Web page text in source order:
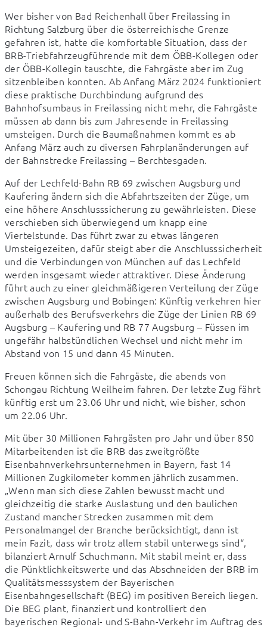
Wer bisher von Bad Reichenhall über Freilassing in
Richtung Salzburg über die österreichische Grenze
gefahren ist, hatte die komfortable Situation, dass der
BRB-Triebfahrzeugführende mit dem ÖBB-Kollegen oder
der ÖBB-Kollegin tauschte, die Fahrgäste aber im Zug
sitzenbleiben konnten. Ab Anfang März 2024 funktioniert
diese praktische Durchbindung aufgrund des
Bahnhofsumbaus in Freilassing nicht mehr, die Fahrgäste
müssen ab dann bis zum Jahresende in Freilassing
umsteigen. Durch die Baumaßnahmen kommt es ab
Anfang März auch zu diversen Fahrplanänderungen auf
der Bahnstrecke Freilassing – Berchtesgaden.
Auf der Lechfeld-Bahn RB 69 zwischen Augsburg und
Kaufering ändern sich die Abfahrtszeiten der Züge, um
eine höhere Anschlusssicherung zu gewährleisten. Diese
verschieben sich überwiegend um knapp eine
Viertelstunde. Das führt zwar zu etwas längeren
Umsteigezeiten, dafür steigt aber die Anschlusssicherheit
und die Verbindungen von München auf das Lechfeld
werden insgesamt wieder attraktiver. Diese Änderung
führt auch zu einer gleichmäßigeren Verteilung der Züge
zwischen Augsburg und Bobingen: Künftig verkehren hier
außerhalb des Berufsverkehrs die Züge der Linien RB 69
Augsburg – Kaufering und RB 77 Augsburg – Füssen im
ungefähr halbstündlichen Wechsel und nicht mehr im
Abstand von 15 und dann 45 Minuten.
Freuen können sich die Fahrgäste, die abends von
Schongau Richtung Weilheim fahren. Der letzte Zug fährt
künftig erst um 23.06 Uhr und nicht, wie bisher, schon
um 22.06 Uhr.
Mit über 30 Millionen Fahrgästen pro Jahr und über 850
Mitarbeitenden ist die BRB das zweitgrößte
Eisenbahnverkehrsunternehmen in Bayern, fast 14
Millionen Zugkilometer kommen jährlich zusammen.
„Wenn man sich diese Zahlen bewusst macht und
gleichzeitig die starke Auslastung und den baulichen
Zustand mancher Strecken zusammen mit dem
Personalmangel der Branche berücksichtigt, dann ist
mein Fazit, dass wir trotz allem stabil unterwegs sind“,
bilanziert Arnulf Schuchmann. Mit stabil meint er, dass
die Pünktlichkeitswerte und das Abschneiden der BRB im
Qualitätsmesssystem der Bayerischen
Eisenbahngesellschaft (BEG) im positiven Bereich liegen.
Die BEG plant, finanziert und kontrolliert den
bayerischen Regional- und S-Bahn-Verkehr im Auftrag des